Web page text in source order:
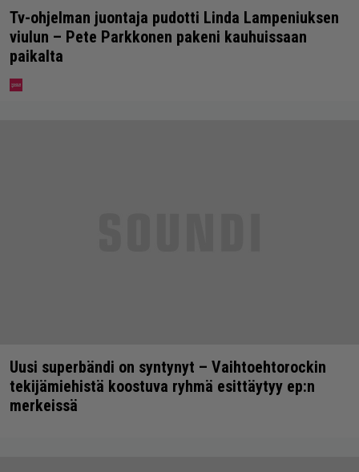
Tv-ohjelman juontaja pudotti Linda Lampeniuksen
viulun – Pete Parkkonen pakeni kauhuissaan
paikalta
Uusi superbändi on syntynyt – Vaihtoehtorockin
tekijämiehistä koostuva ryhmä esittäytyy ep:n
merkeissä